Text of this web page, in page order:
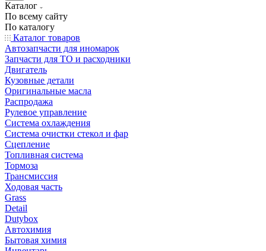
Каталог
По всему сайту
По каталогу
Каталог товаров
Автозапчасти для иномарок
Запчасти для ТО и расходники
Двигатель
Кузовные детали
Оригинальные масла
Распродажа
Рулевое управление
Система охлаждения
Система очистки стекол и фар
Сцепление
Топливная система
Тормоза
Трансмиссия
Ходовая часть
Grass
Detail
Dutybox
Автохимия
Бытовая химия